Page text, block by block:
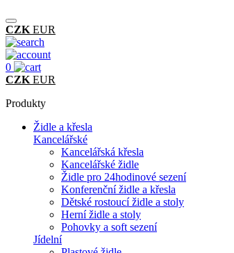
CZK EUR
0
CZK EUR
Produkty
Židle a křesla
Kancelářské
Kancelářská křesla
Kancelářské židle
Židle pro 24hodinové sezení
Konferenční židle a křesla
Dětské rostoucí židle a stoly
Herní židle a stoly
Pohovky a soft sezení
Jídelní